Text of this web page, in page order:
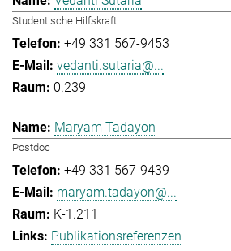
Studentische Hilfskraft
+49 331 567-9453
vedanti.sutaria@...
0.239
Maryam Tadayon
Postdoc
+49 331 567-9439
maryam.tadayon@...
K-1.211
Publikationsreferenzen